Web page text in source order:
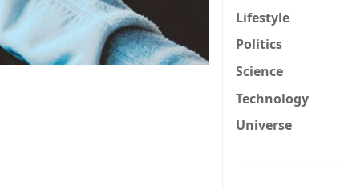
Lifestyle
Politics
Science
Technology
Universe